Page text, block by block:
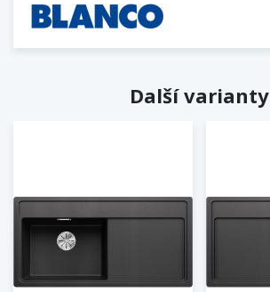
Další varianty